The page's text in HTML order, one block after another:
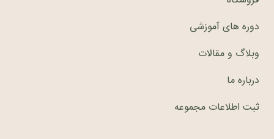
دوره های آموزشی
وبلاگ و مقالات
درباره ما
ثبت اطلاعات مجموعه